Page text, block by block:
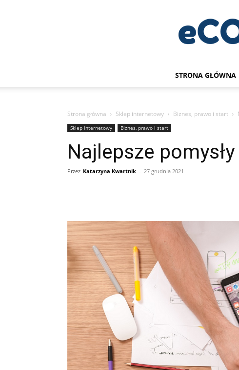
STRONA GŁÓWNA
Strona główna Sklep internetowy Biznes, prawo i start
Sklep internetowy Biznes, prawo i start
Najlepsze
Przez Katarzyna Kwartnik - 27 grudnia 2021